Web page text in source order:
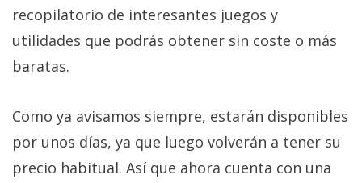
recopilatorio de interesantes juegos y
utilidades que podrás obtener sin coste o más
baratas.
Como ya avisamos siempre, estarán disponibles
por unos días, ya que luego volverán a tener su
precio habitual. Así que ahora cuenta con una